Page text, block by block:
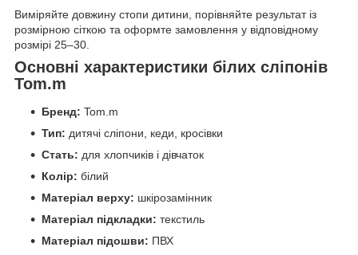
Виміряйте довжину стопи дитини, порівняйте результат із
розмірною сіткою та оформте замовлення у відповідному
розмірі 25–30.
Основні характеристики білих сліпонів
Tom.m
Бренд: Tom.m
Тип: дитячі сліпони, кеди, кросівки
Стать: для хлопчиків і дівчаток
Колір: білий
Матеріал верху: шкірозамінник
Матеріал підкладки: текстиль
Матеріал підошви: ПВХ